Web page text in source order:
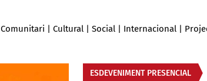
Comunitari | Cultural | Social | Internacional |
ESDEVENIMENT PRESENCIAL